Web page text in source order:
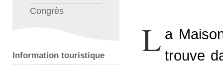
Congrès
Information touristique L a
trouve